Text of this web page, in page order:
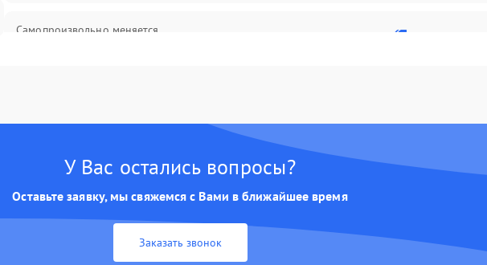
Самопроизвольно меняется
2800 ₽
У Вас остались вопросы?
Оставьте заявку, мы свяжемся с Вами в ближайшее время
Заказать звонок